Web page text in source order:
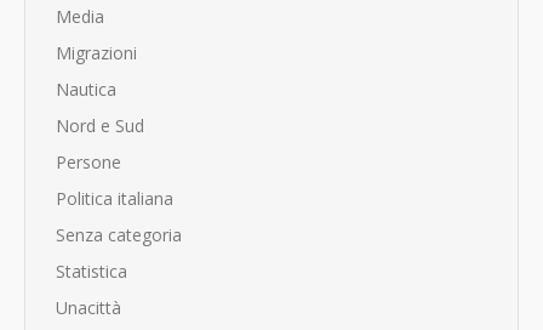
Media
Migrazioni
Nautica
Nord e Sud
Persone
Politica italiana
Senza categoria
Statistica
Unacittà